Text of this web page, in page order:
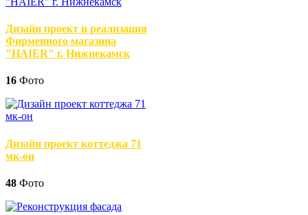
Дизайн проект и реализация
Фирменного магазина
"HAIER" г. Нижнекамск
16 Фото
Дизайн проект коттеджа 71
мк-он
48 Фото